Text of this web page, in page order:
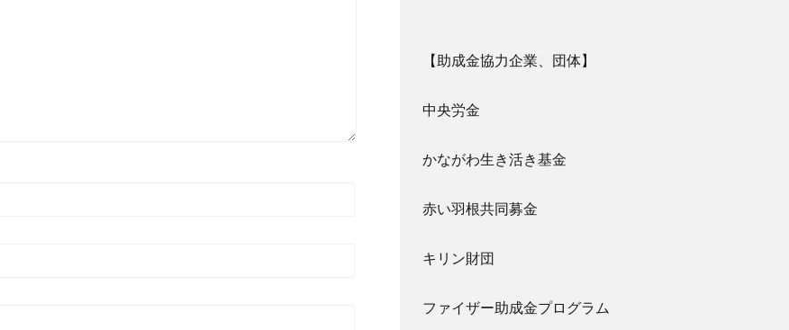
【助成金協力企業、団体】
中央労金
かながわ生き活き基金
赤い羽根共同募金
キリン財団
ファイザー助成金プログラム